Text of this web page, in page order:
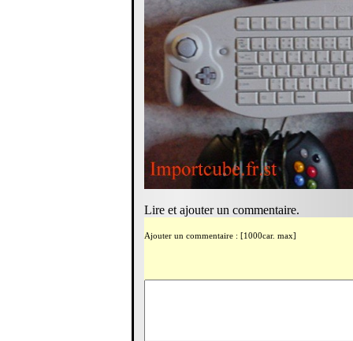
Lire et ajouter un commentaire.
Ajouter un commentaire : [1000car. max]